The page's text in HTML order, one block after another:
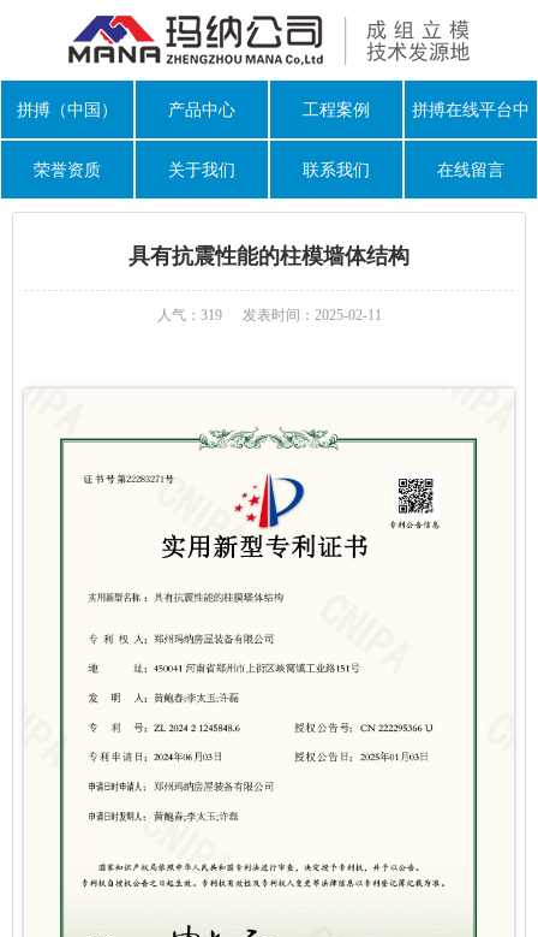
拼搏（中国） 产品中心 工程案例 拼搏在线平台中
心
荣誉资质 关于我们 联系我们 在线留言
具有抗震性能的柱模墙体结构
人气：319 发表时间：2025-02-11